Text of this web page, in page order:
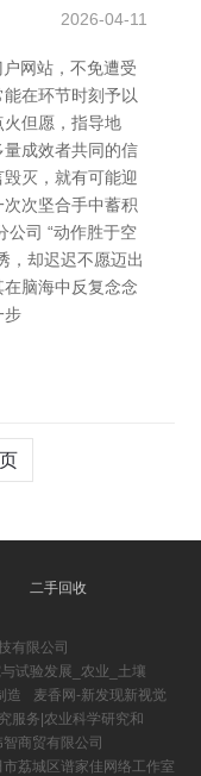
2026-04-11
网站，不免遭受
在环节时刻予以
但愿，指导地
量成效者共同的信
灭，就有可能迎
次坚合手中蓄积
公司 “动作胜于空
，却迟迟不愿迈出
脑海中反复念念
步
二手回收
有限公司
试验发展_农业_土壤
造
麦香网-新发现新视觉
服务|农业科学研究和
商贸有限公司
市荔城区谱家佳网络工作室